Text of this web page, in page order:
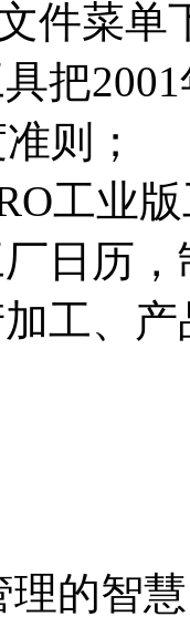
件菜单
把
则；
工业
日历
工、
理的智